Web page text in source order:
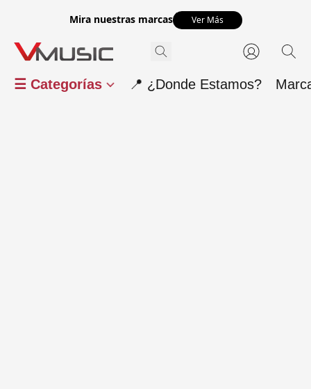
Mira nuestras marcas Ver Más
☰ Categorías 📍 ¿Donde Estamos?